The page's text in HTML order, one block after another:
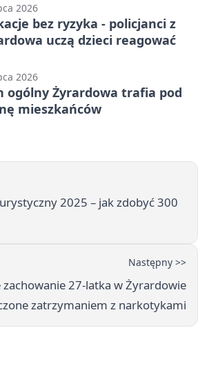
2026
bez ryzyka - policjanci z
uczą dzieci reagować
2026
ogólny Żyrardowa trafia pod
mieszkańców
2025 – jak zdobyć 300
Następny >>
27-latka w Żyrardowie
zatrzymaniem z narkotykami